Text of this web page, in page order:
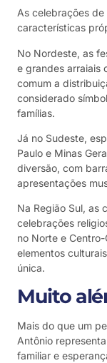
As celebrações
características
No Nordeste, as
e grandes arraiais
comum a
considerado
famílias.
Já no Sudeste,
Paulo e Minas
diversão, com
apresentações
Na Região Sul, as
celebrações
no Norte e
elementos
única.
Muito
Mais do que um
Antônio
familiar e